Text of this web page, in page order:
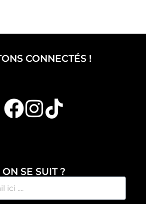
CONNECTÉS !
ON SE SUIT ?